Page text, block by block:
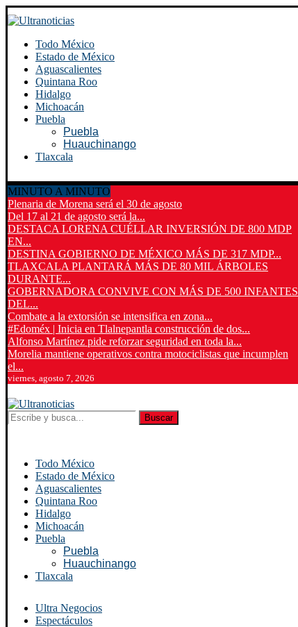
Todo México
Estado de México
Aguascalientes
Quintana Roo
Hidalgo
Michoacán
Puebla
Puebla
Huauchinango
Tlaxcala
MINUTO A MINUTO
Plenaria de Morena será el 30 de agosto
Del 17 al 21 de agosto será la...
DESTACA LORENA CUÉLLAR INVERSIÓN DE 800 MDP
EN...
DESTINA GOBIERNO DE MÉXICO MÁS DE 317 MDP...
TLAXCALA PLANTARÁ MÁS DE 80 MIL ÁRBOLES
DURANTE...
GOBERNADORA CONVIVE CON MÁS DE 500 INFANTES
DEL...
Combate a la extorsión se intensifica en zona...
#Edoméx | Inicia en Tlalnepantla construcción de dos...
Alfonso Martínez pide reforzar seguridad en toda la...
Morelia mantiene operativos contra motociclistas que incumplen
el...
viernes, agosto 7, 2026
Buscar
Todo México
Estado de México
Aguascalientes
Quintana Roo
Hidalgo
Michoacán
Puebla
Puebla
Huauchinango
Tlaxcala
Ultra Negocios
Espectáculos